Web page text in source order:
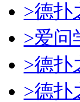
>德扑
>爱问
>德扑
>德扑